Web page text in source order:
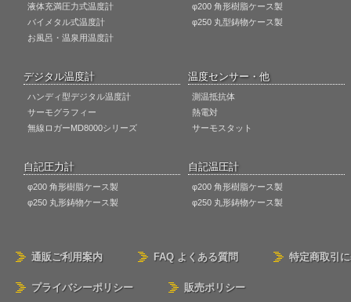
液体充満圧力式温度計
バイメタル式温度計
お風呂・温泉用温度計
φ200 角形樹脂ケース製
φ250 丸型鋳物ケース製
デジタル温度計
ハンディ型デジタル温度計
サーモグラフィー
無線ロガーMD8000シリーズ
温度センサー・他
測温抵抗体
熱電対
サーモスタット
自記圧力計
φ200 角形樹脂ケース製
φ250 丸形鋳物ケース製
自記温圧計
φ200 角形樹脂ケース製
φ250 丸形鋳物ケース製
通販ご利用案内 FAQ よくある質問 特定商取引
プライバシーポリシー 販売ポリシー